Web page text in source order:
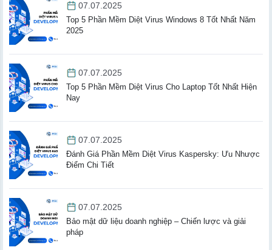
07.07.2025
Top 5 Phần Mềm Diệt Virus Windows 8 Tốt Nhất Năm
2025
07.07.2025
Top 5 Phần Mềm Diệt Virus Cho Laptop Tốt Nhất Hiện
Nay
07.07.2025
Đánh Giá Phần Mềm Diệt Virus Kaspersky: Ưu Nhược
Điểm Chi Tiết
07.07.2025
Bảo mật dữ liệu doanh nghiệp – Chiến lược và giải
pháp